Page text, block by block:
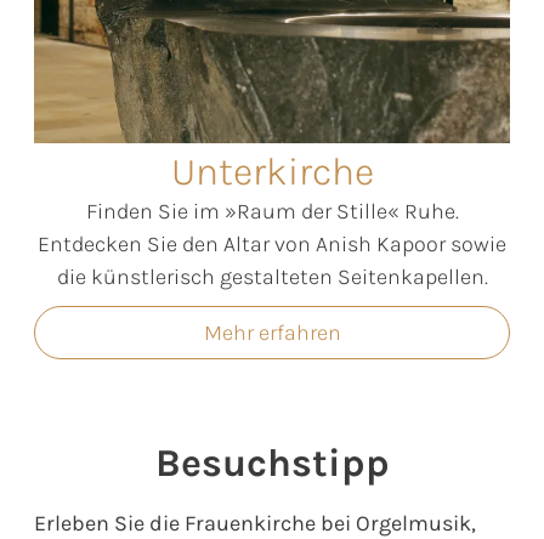
Unterkirche
Finden Sie im »Raum der Stille« Ruhe.
Entdecken Sie den Altar von Anish Kapoor sowie
die künstlerisch gestalteten Seitenkapellen.
Mehr erfahren
Besuchstipp
Erleben Sie die Frauenkirche bei Orgelmusik,